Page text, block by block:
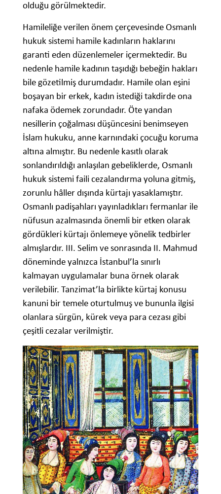
olduğu görülmektedir.
Hamileliğe verilen önem çerçevesinde Osmanlı
hukuk sistemi hamile kadınların haklarını
garanti eden düzenlemeler içermektedir. Bu
nedenle hamile kadının taşıdığı bebeğin hakları
bile gözetilmiş durumdadır. Hamile olan eşini
boşayan bir erkek, kadın istediği takdirde ona
nafaka ödemek zorundadır. Öte yandan
nesillerin çoğalması düşüncesini benimseyen
İslam hukuku, anne karnındaki çocuğu koruma
altına almıştır. Bu nedenle kasıtlı olarak
sonlandırıldığı anlaşılan gebeliklerde, Osmanlı
hukuk sistemi faili cezalandırma yoluna gitmiş,
zorunlu hâller dışında kürtajı yasaklamıştır.
Osmanlı padişahları yayınladıkları fermanlar ile
nüfusun azalmasında önemli bir etken olarak
gördükleri kürtajı önlemeye yönelik tedbirler
almışlardır. III. Selim ve sonrasında II. Mahmud
döneminde yalnızca İstanbul’la sınırlı
kalmayan uygulamalar buna örnek olarak
verilebilir. Tanzimat’la birlikte kürtaj konusu
kanuni bir temele oturtulmuş ve bununla ilgisi
olanlara sürgün, kürek veya para cezası gibi
çeşitli cezalar verilmiştir.